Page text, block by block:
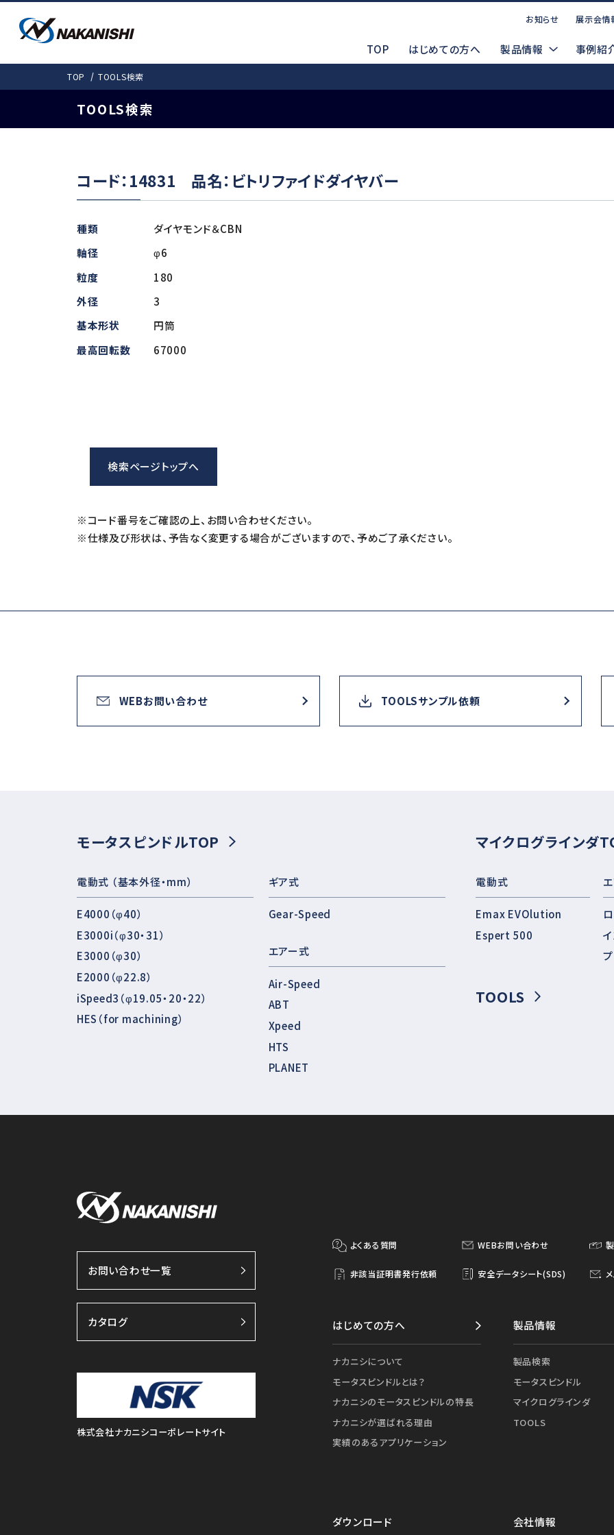
お知らせ 展示会情
TOP はじめての方へ 製品情報 事例紹
PRODUCTS
モータスピンドルTOP
製品ラインナップ 検索する
E3000i（φ30・31）
E3000 (φ30)
E2000 (φ22.8)
iSpeed3 (φ19.05・20・22)
HES (for machining)
SOLUTIONS
事例紹介
DOWNLOAD
カタログ
SUPPORT お客様サポート お問い合わせ
よくある質問 WEBお問い合わせ
非該当証明書発行依頼
COMPANY
会社概要
TOP TOOLS検索
TOOLS検索
コード：14831 品名：ビトリファイドダイヤバー
種類
ダイヤモンド＆CBN
軸径
φ6
粒度
180
外径
3
基本形状
円筒
最高回転数
67000
検索ページトップへ
※コード番号をご確認の上、お問い合わせください。
※仕様及び形状は、予告なく変更する場合がございますので、予めご了承ください。
WEBお問い合わせ TOOLSサンプル依頼
モータスピンドルTOP
電動式 （基本外径・mm）
E4000（φ40）
E3000i（φ30・31）
E3000（φ30）
E2000（φ22.8）
iSpeed3（φ19.05・20・22）
HES（for machining）
ギア式
Gear-Speed
エアー式
Air-Speed
ABT
Xpeed
HTS
PLANET
マイクログラインダ
電動式
Emax EVOlution
Espert 500
TOOLS
お問い合わせ一覧
カタログ
株式会社ナカニシコーポレートサイト
よくある質問 WEBお問い合わせ
非該当証明書発行依頼 安全データシート(SDS)
はじめての方へ
ナカニシについて
モータスピンドルとは？
ナカニシのモータスピンドルの特長
ナカニシが選ばれる理由
実績のあるアプリケーション
製品情報
製品検索
モータスピンドル
マイクログラインダ
TOOLS
ダウンロード 会社情報